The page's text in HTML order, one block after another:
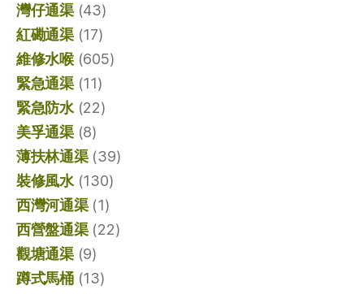
灣仔通渠(43)
紅磡通渠(17)
維修水喉(605)
緊急通渠(11)
緊急防水(22)
美孚通渠(8)
薄扶林通渠(39)
裝修風水(130)
西灣河通渠(1)
西營盤通渠(22)
觀塘通渠(9)
蹲式馬桶(13)